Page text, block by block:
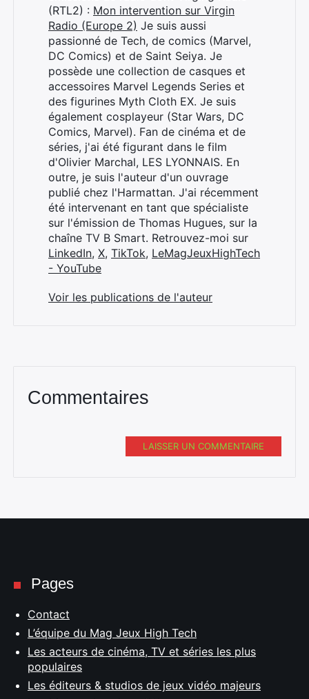
(RTL2) : Mon intervention sur Virgin
Radio (Europe 2) Je suis aussi
passionné de Tech, de comics (Marvel,
DC Comics) et de Saint Seiya. Je
possède une collection de casques et
accessoires Marvel Legends Series et
des figurines Myth Cloth EX. Je suis
également cosplayeur (Star Wars, DC
Comics, Marvel). Fan de cinéma et de
séries, j'ai été figurant dans le film
d'Olivier Marchal, LES LYONNAIS. En
outre, je suis l'auteur d'un ouvrage
publié chez l'Harmattan. J'ai récemment
été intervenant en tant que spécialiste
sur l'émission de Thomas Hugues, sur la
chaîne TV B Smart. Retrouvez-moi sur
LinkedIn, X, TikTok, LeMagJeuxHighTech
- YouTube
Voir les publications de l'auteur
Commentaires
LAISSER UN COMMENTAIRE
Pages
Contact
L’équipe du Mag Jeux High Tech
Les acteurs de cinéma, TV et séries les plus
populaires
Les éditeurs & studios de jeux vidéo majeurs